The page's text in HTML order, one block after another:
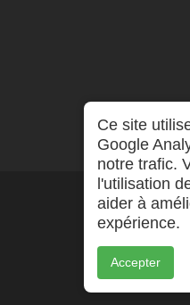
Ce site
Google
notre trafic.
l'utilisation
aider à
expérience.
Accepter